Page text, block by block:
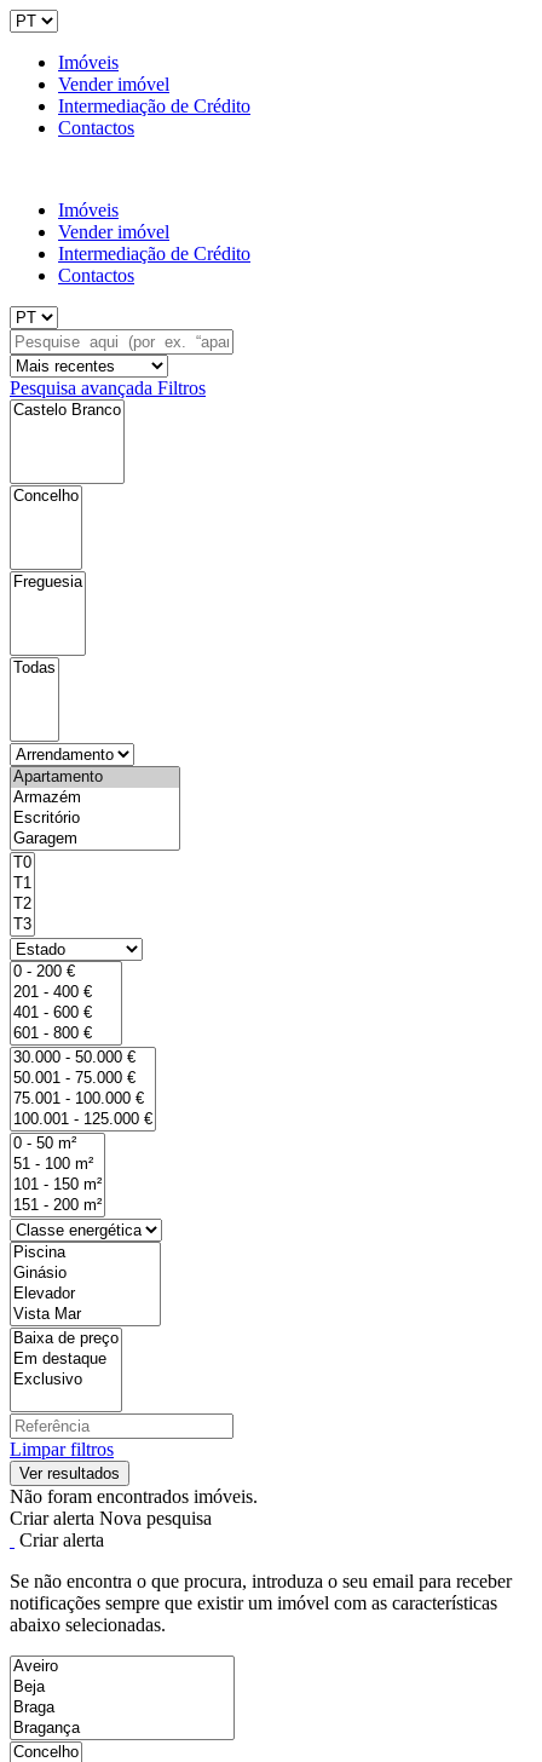
Imóveis
Vender imóvel
Intermediação de Crédito
Contactos
Imóveis
Vender imóvel
Intermediação de Crédito
Contactos
Pesquisa avançada Filtros
Limpar filtros
Não foram encontrados imóveis.
Criar alerta Nova pesquisa
Criar alerta
Se não encontra o que procura, introduza o seu email para receber
notificações sempre que existir um imóvel com as características
abaixo selecionadas.